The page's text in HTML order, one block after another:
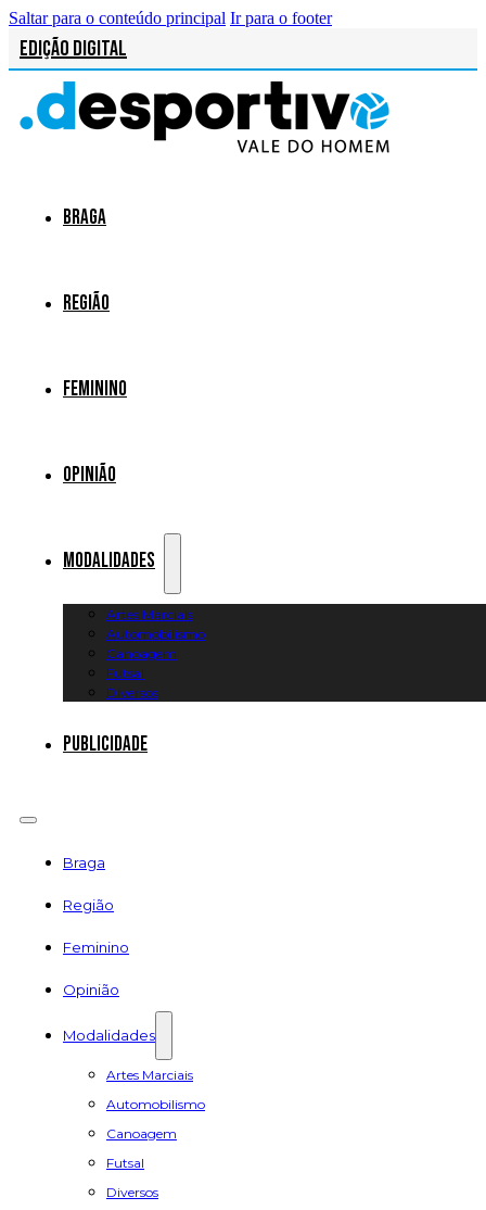
Saltar para o conteúdo principal Ir para o footer
Edição Digital
Braga
Região
Feminino
Opinião
Modalidades
Artes Marciais
Automobilismo
Canoagem
Futsal
Diversos
Publicidade
Braga
Região
Feminino
Opinião
Modalidades
Artes Marciais
Automobilismo
Canoagem
Futsal
Diversos